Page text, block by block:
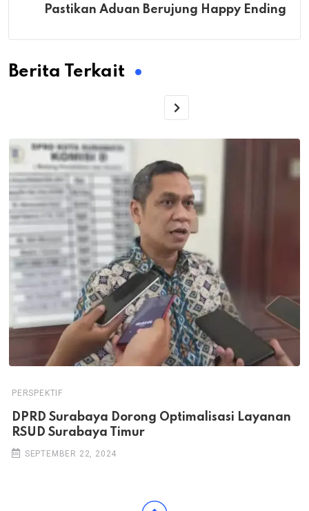
Pastikan Aduan Berujung Happy Ending
Berita Terkait
PERSPEKTIF
DPRD Surabaya Dorong Optimalisasi Layanan
RSUD Surabaya Timur
SEPTEMBER 22, 2024